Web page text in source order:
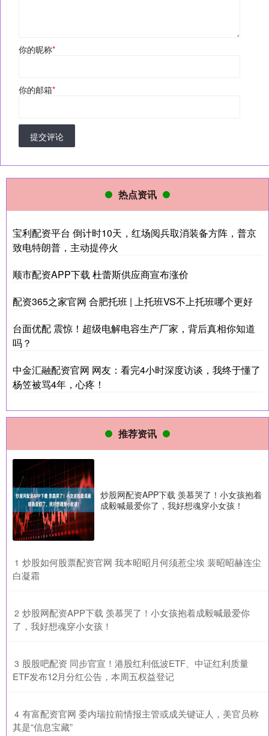
你的昵称*
你的邮箱*
提交评论
热点资讯
宝利配资平台 倒计时10天，红场阅兵取消装备方阵，普京
致电特朗普，主动提停火
顺市配资APP下载 杜蕾斯供应商宣布涨价
配资365之家官网 合肥托班 | 上托班VS不上托班哪个更好
台面优配 震惊！超级电解电容生产厂家，背后真相你知道
吗？
中金汇融配资官网 网友：看完4小时深度访谈，我终于懂了
杨笠被骂4年，心疼！
推荐资讯
炒股网配资APP下载 羡慕哭了！小女孩抱着
成毅喊最爱你了，我好想魂穿小女孩！
1 ​炒股如何股票配资官网 我本昭昭月何须惹尘埃 裴昭昭赫连尘
白凝霜
2 ​炒股网配资APP下载 羡慕哭了！小女孩抱着成毅喊最爱你
了，我好想魂穿小女孩！
3 ​股股吧配资 同步官宣！港股红利低波ETF、中证红利质量
ETF发布12月分红公告，本周五权益登记
4 ​有富配资官网 委内瑞拉前情报主管或成关键证人，美官员称
其是“信息宝藏”